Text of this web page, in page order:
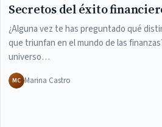
Secretos del éxito
¿Alguna vez te has preguntado qué
que triunfan en el mundo de las
universo…
MC Marina Castro